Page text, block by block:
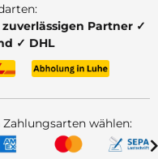
Partner ✓
✓ DHL
wählen: